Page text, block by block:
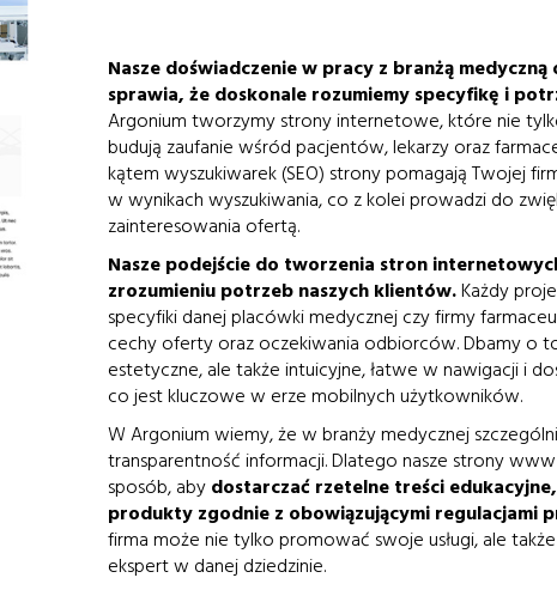
Nasze doświadczenie w pracy z branżą
sprawia, że doskonale rozumiemy specyfikę i
Argonium tworzymy strony internetowe, które nie
budują zaufanie wśród pacjentów, lekarzy oraz
kątem wyszukiwarek (SEO) strony pomagają Twojej
w wynikach wyszukiwania, co z kolei prowadzi do
zainteresowania ofertą.
Nasze podejście do tworzenia stron
zrozumieniu potrzeb naszych klientów.Każdy
specyfiki danej placówki medycznej czy firmy
cechy oferty oraz oczekiwania odbiorców. Dbamy o
estetyczne, ale także intuicyjne, łatwe w nawigacji i
co jest kluczowe w erze mobilnych użytkowników.
W Argonium wiemy, że w branży medycznej
transparentność informacji. Dlatego nasze strony
sposób, aby dostarczać rzetelne treści
produkty zgodnie z obowiązującymi regulacjami
firma może nie tylko promować swoje usługi, ale
ekspert w danej dziedzinie.